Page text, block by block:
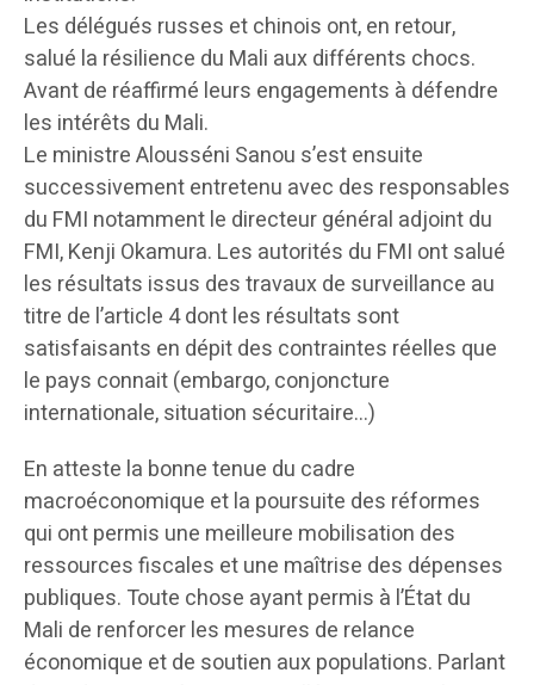
Les délégués russes et chinois ont, en retour,
salué la résilience du Mali aux différents chocs.
Avant de réaffirmé leurs engagements à défendre
les intérêts du Mali.
Le ministre Alousséni Sanou s’est ensuite
successivement entretenu avec des responsables
du FMI notamment le directeur général adjoint du
FMI, Kenji Okamura. Les autorités du FMI ont salué
les résultats issus des travaux de surveillance au
titre de l’article 4 dont les résultats sont
satisfaisants en dépit des contraintes réelles que
le pays connait (embargo, conjoncture
internationale, situation sécuritaire…)
En atteste la bonne tenue du cadre
macroéconomique et la poursuite des réformes
qui ont permis une meilleure mobilisation des
ressources fiscales et une maîtrise des dépenses
publiques. Toute chose ayant permis à l’État du
Mali de renforcer les mesures de relance
économique et de soutien aux populations. Parlant